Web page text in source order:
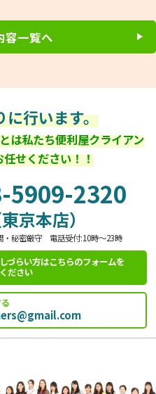
容一覧へ
に行います。
は私たち便利屋クライアン
せください！！
5909-2320
東京本店）
・秘密厳守 電話受付:10時～23時
づらい方はこちらのフォームを
ださい